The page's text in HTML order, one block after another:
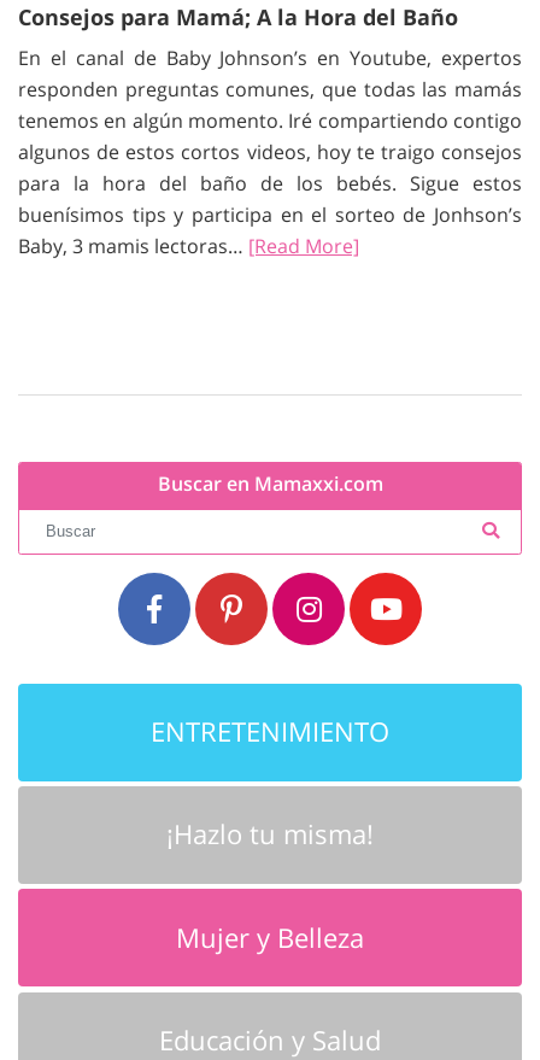
Consejos para Mamá; A la Hora del Baño
En el canal de Baby Johnson’s en Youtube, expertos
responden preguntas comunes, que todas las mamás
tenemos en algún momento. Iré compartiendo contigo
algunos de estos cortos videos, hoy te traigo consejos
para la hora del baño de los bebés. Sigue estos
buenísimos tips y participa en el sorteo de Jonhson’s
Baby, 3 mamis lectoras… [Read More]
Buscar en Mamaxxi.com
ENTRETENIMIENTO
¡Hazlo tu misma!
Mujer y Belleza
Educación y Salud